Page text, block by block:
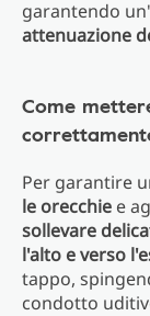
garantendo
attenuazione
Come
Per garantire
le orecchie e
sollevare
l'alto e verso
tappo,
condotto